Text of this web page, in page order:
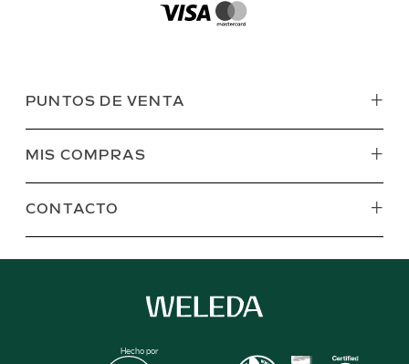
PUNTOS DE VENTA +
MIS COMPRAS +
CONTACTO +
Hecho por